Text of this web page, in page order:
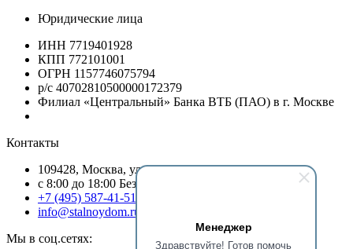
Менеджер
Здравствуйте! Готов помочь
Юридические лица
ИНН 7719401928
КПП 772101001
ОГРН 1157746075794
р/с 40702810500000172379
Филиал «Центральный» Банка ВТБ (ПАО) в г. Москве
Контакты
109428, Москва, ул.Стахановская, д.19/54, оф.13
c 8:00 до 18:00 Без выходных
+7 (495) 587-41-51
info@stalnoydom.ru
Мы в соц.сетях: